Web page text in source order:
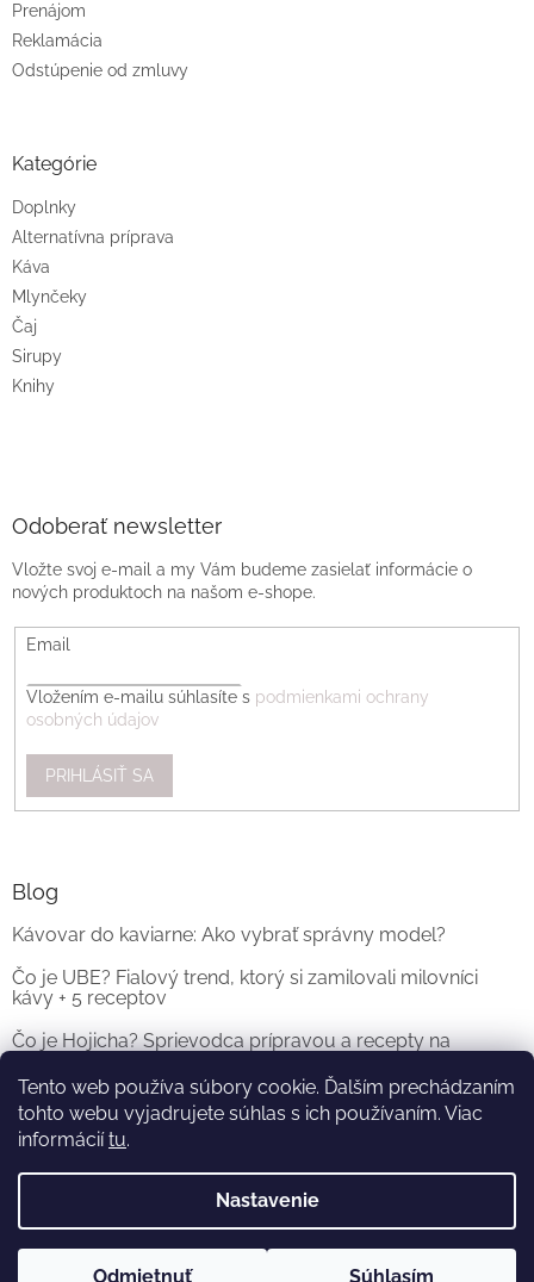
Tento web používa súbory cookie. Ďalším prechádzaním
tohto webu vyjadrujete súhlas s ich používaním. Viac
informáciítu.
Nastavenie
Odmietnuť Súhlasím
Prenájom
Reklamácia
Odstúpenie od zmluvy
Kategórie
Doplnky
Alternatívna príprava
Káva
Mlynčeky
Čaj
Sirupy
Knihy
Odoberať newsletter
Vložte svoj e-mail a my Vám budeme zasielať informácie o
nových produktoch na našom e-shope.
Email
Vložením e-mailu súhlasíte s podmienkami ochrany
osobných údajov
PRIHLÁSIŤ SA
Blog
Kávovar do kaviarne: Ako vybrať správny model?
Čo je UBE? Fialový trend, ktorý si zamilovali milovníci
kávy + 5 receptov
Čo je Hojicha? Sprievodca prípravou a recepty na
ARCHÍV
Vytvoril Shoptet a
Copyright 2026 . Všetky práva vyhradené.